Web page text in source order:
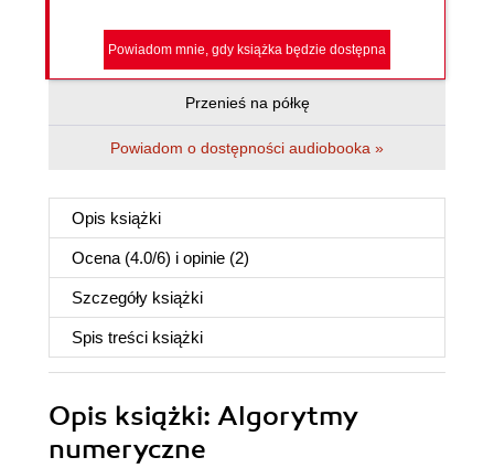
Powiadom mnie, gdy książka będzie dostępna
Przenieś na półkę
Powiadom o dostępności audiobooka »
Opis książki
Ocena (4.0/6) i opinie (2)
Szczegóły książki
Spis treści książki
Opis książki: Algorytmy
numeryczne